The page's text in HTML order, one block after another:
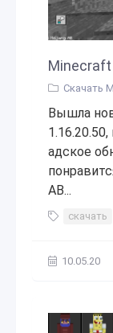
Minecraft
Скачать
Вышла
адское
AB...
скачать
10.05.20